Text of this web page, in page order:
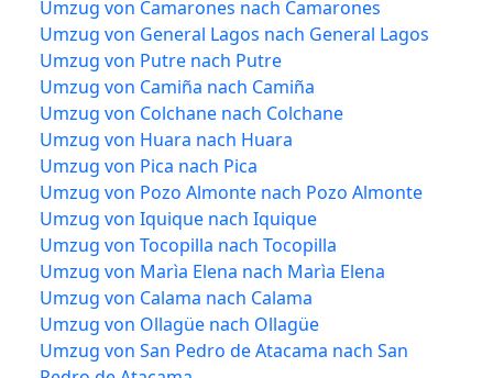
Umzug von Camarones nach Camarones
Umzug von General Lagos nach General Lagos
Umzug von Putre nach Putre
Umzug von Camiña nach Camiña
Umzug von Colchane nach Colchane
Umzug von Huara nach Huara
Umzug von Pica nach Pica
Umzug von Pozo Almonte nach Pozo Almonte
Umzug von Iquique nach Iquique
Umzug von Tocopilla nach Tocopilla
Umzug von Marìa Elena nach Marìa Elena
Umzug von Calama nach Calama
Umzug von Ollagüe nach Ollagüe
Umzug von San Pedro de Atacama nach San